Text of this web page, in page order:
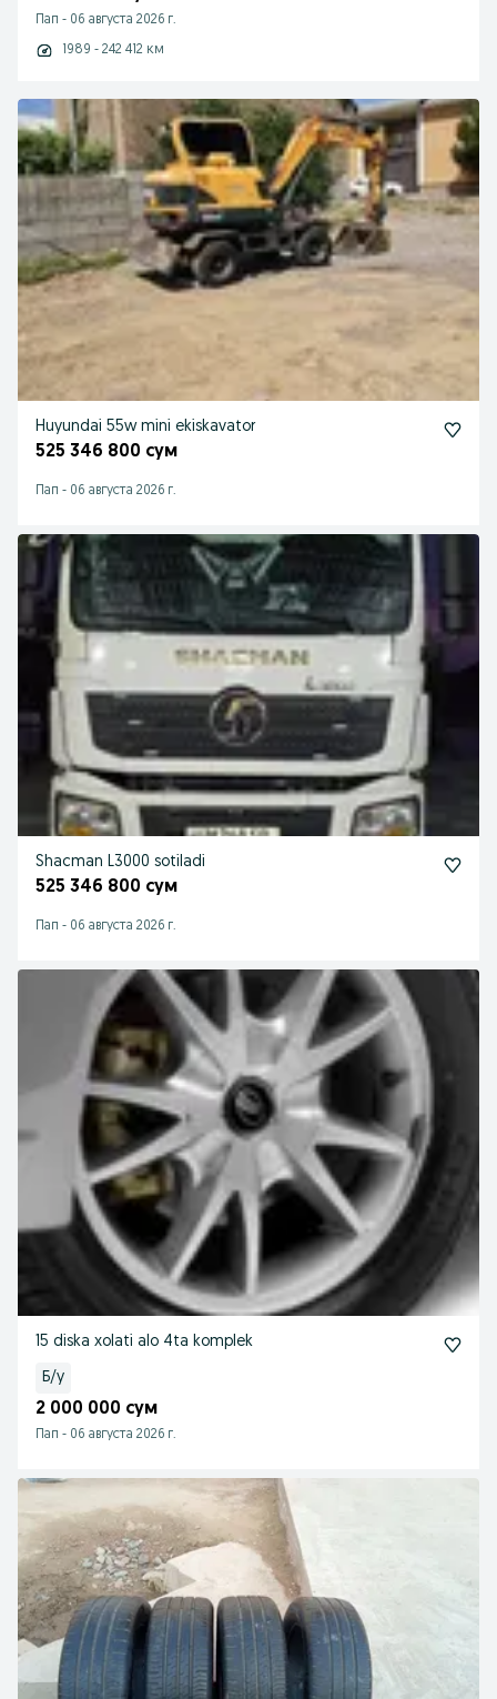
Пап - 06 августа 2026 г.
1989 - 242 412 км
Huyundai 55w mini ekiskavator
525 346 800 сум
Пап - 06 августа 2026 г.
Shacman L3000 sotiladi
525 346 800 сум
Пап - 06 августа 2026 г.
15 diska xolati alo 4ta komplek
Б/у
2 000 000 сум
Пап - 06 августа 2026 г.